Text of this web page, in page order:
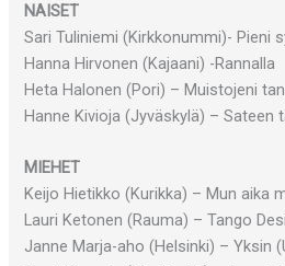
NAISET
Sari Tuliniemi (Kirkkonummi)- Pieni
Hanna Hirvonen (Kajaani) -Rannalla
Heta Halonen (Pori) – Muistojeni
Hanne Kivioja (Jyväskylä) – Sateen
MIEHET
Keijo Hietikko (Kurikka) – Mun aika
Lauri Ketonen (Rauma) – Tango
Janne Marja-aho (Helsinki) – Yksin